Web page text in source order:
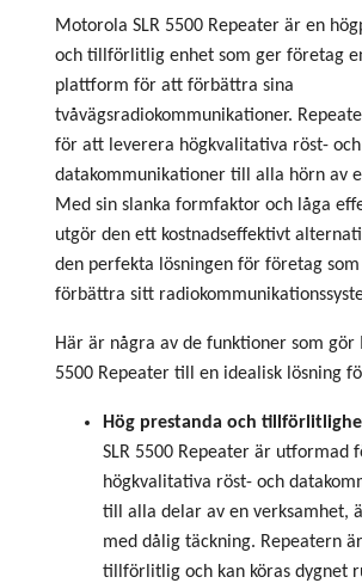
Motorola SLR 5500 Repeater är en
och tillförlitlig enhet som ger företag
plattform för att förbättra sina
tvåvägsradiokommunikationer.
för att leverera högkvalitativa röst- och
datakommunikationer till alla hörn av
Med sin slanka formfaktor och låga
utgör den ett kostnadseffektivt
den perfekta lösningen för företag
förbättra sitt
Här är några av de funktioner som gör
5500 Repeater till en idealisk lösning
Hög prestanda och
SLR 5500 Repeater är utformad
högkvalitativa röst- och
till alla delar av en verksamhet,
med dålig täckning. Repeatern
tillförlitlig och kan köras dygnet